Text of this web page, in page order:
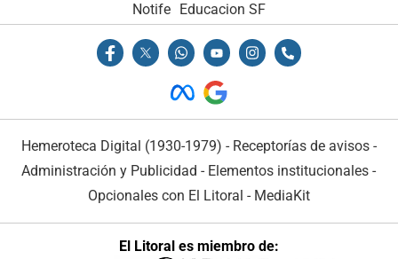
Notife
Educacion SF
Hemeroteca Digital (1930-1979) - Receptorías de avisos -
Administración y Publicidad - Elementos institucionales -
Opcionales con El Litoral - MediaKit
El Litoral es miembro de: